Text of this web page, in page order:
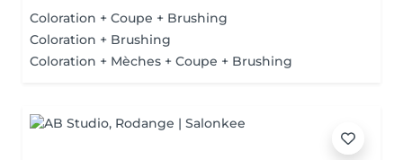
Coloration + Coupe + Brushing
Coloration + Brushing
Coloration + Mèches + Coupe + Brushing